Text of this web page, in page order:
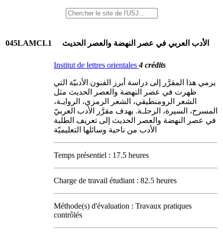
045LAMCL1 الأدب العربي في عصر النهضة والعصر الحديث
Institut de lettres orientales4 crédits
يرمي هذا المقرَّر إلى دراسة أبرز الفنون الأدبيّة التي
ظهرت في عصر النهضة والعصر الحديث مثل
الشعر الرومنطيقي، الشعر الرمزي، الروايـة،
المسرح، السيرة، الرحلـة. يهدف مقرَّر الأدب العربيّ
في عصر النهضة والعصر الحديث إلى تعريف الطلبة
الأدب من ناحية وسائلها التعليميّة
Temps présentiel : 17.5 heures
Charge de travail étudiant : 82.5 heures
Méthode(s) d'évaluation : Travaux pratiques
contrôlés